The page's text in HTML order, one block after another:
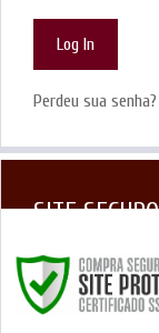
Perdeu sua senha?
SITE SEGURO